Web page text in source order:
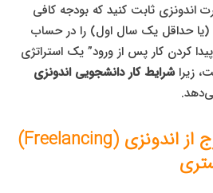
اندونزی ثابت کنید که بودجه کافی
حداقل یک سال اول) را در حساب
کردن کار پس از ورود” یک استراتژی
زیراشرایط کار دانشجویی اندونزی
کار آنلاین برای خارج از اندونزی (Freelancing)